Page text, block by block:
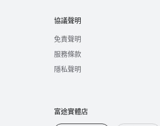
協議聲明
免責聲明
服務條款
隱私聲明
富途實體店